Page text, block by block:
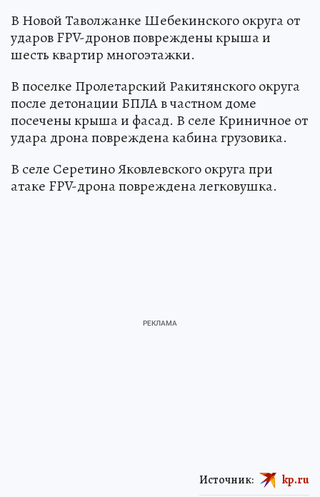
В Новой Таволжанке Шебекинского округа от
ударов FPV-дронов повреждены крыша и
шесть квартир многоэтажки.
В поселке Пролетарский Ракитянского округа
после детонации БПЛА в частном доме
посечены крыша и фасад. В селе Криничное от
удара дрона повреждена кабина грузовика.
В селе Серетино Яковлевского округа при
атаке FPV-дрона повреждена легковушка.
Источник: kp.ru